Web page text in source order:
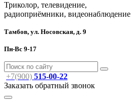
Триколор, телевидение,
радиоприёмники, видеонаблюдение
Тамбов, ул. Носовская, д. 9
Пн-Вс 9-17
+7(900) 515-00-22
Заказать обратный звонок